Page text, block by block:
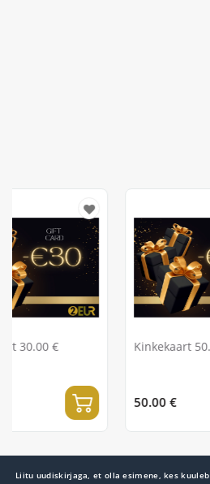
Kinkekaart 50.00 €
50.00 €
Liitu uudiskirjaga, et olla esimene, kes kuuleb